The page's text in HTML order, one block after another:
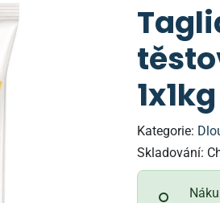
Kategorie:
Skladování: